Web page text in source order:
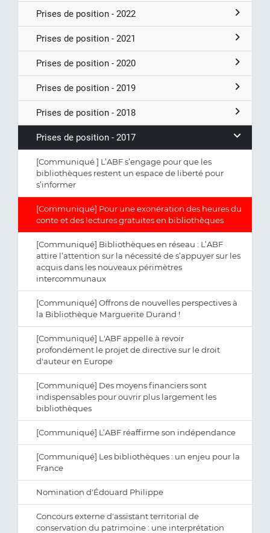
Prises de position - 2022
Prises de position - 2021
Prises de position - 2020
Prises de position - 2019
Prises de position - 2018
Prises de position - 2017
[Communiqué ] L’ABF s’engage pour que les
bibliothèques restent un espace de liberté pour
s’informer
[Communiqué] Pour une exonération des heures du
conte et des lectures gratuites en bibliothèques
[Communiqué] Bibliothèques en réseau : L’ABF
attire l’attention sur la nécessité de s’appuyer sur les
acquis dans les nouveaux périmètres
intercommunaux
[Communiqué] Offrons de nouvelles perspectives à
la Bibliothèque Marguerite Durand !
[Communiqué] L'ABF appelle à revoir
profondément le projet de directive sur le droit
d'auteur en Europe
[Communiqué] Des moyens financiers sont
indispensables pour ouvrir plus largement les
bibliothèques
[Communiqué] L’ABF réaffirme son indépendance
[Communiqué] Les bibliothèques : un enjeu pour la
France
Nomination d'Édouard Philippe
Concours externe d'assistant territorial de
conservation du patrimoine : une interprétation